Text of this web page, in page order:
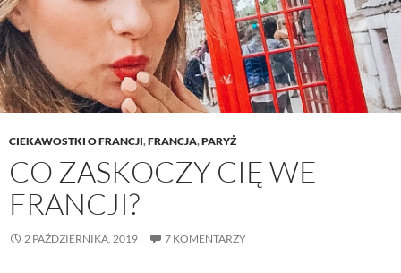
CIEKAWOSTKI O FRANCJI,FRANCJA,PARYŻ
CO ZASKOCZY CIĘ WE
FRANCJI?
2 PAŹDZIERNIKA, 2019 7 KOMENTARZY